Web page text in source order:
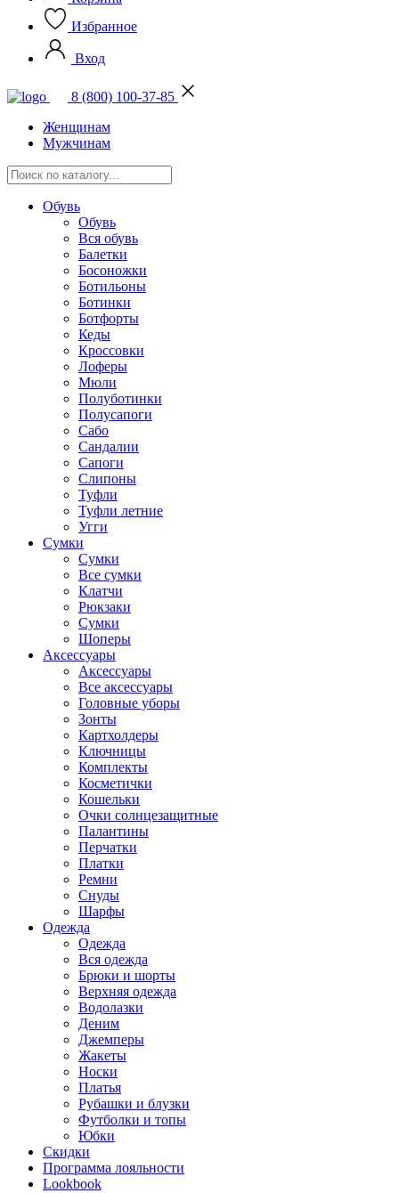
Избранное
Вход
8 (800) 100-37-85
Женщинам
Мужчинам
Обувь
Обувь
Вся обувь
Балетки
Босоножки
Ботильоны
Ботинки
Ботфорты
Кеды
Кроссовки
Лоферы
Мюли
Полуботинки
Полусапоги
Сабо
Сандалии
Сапоги
Слипоны
Туфли
Туфли летние
Угги
Сумки
Сумки
Все сумки
Клатчи
Рюкзаки
Сумки
Шоперы
Аксессуары
Аксессуары
Все аксессуары
Головные уборы
Зонты
Картхолдеры
Ключницы
Комплекты
Косметички
Кошельки
Очки солнцезащитные
Палантины
Перчатки
Платки
Ремни
Снуды
Шарфы
Одежда
Одежда
Вся одежда
Брюки и шорты
Верхняя одежда
Водолазки
Деним
Джемперы
Жакеты
Носки
Платья
Рубашки и блузки
Футболки и топы
Юбки
Скидки
Программа лояльности
Lookbook